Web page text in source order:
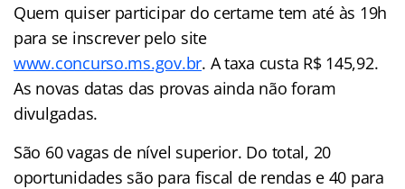
Quem quiser participar do certame tem até às 19h
para se inscrever pelo site
www.concurso.ms.gov.br. A taxa custa R$ 145,92.
As novas datas das provas ainda não foram
divulgadas.
São 60 vagas de nível superior. Do total, 20
oportunidades são para fiscal de rendas e 40 para